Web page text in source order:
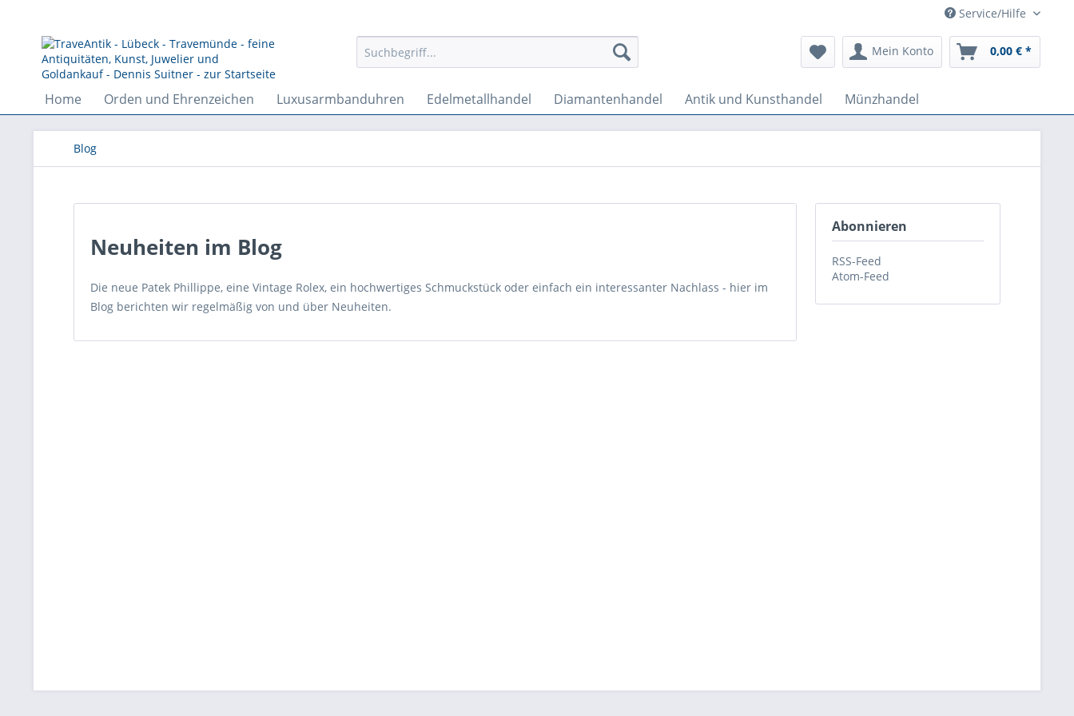
Service/Hilfe
Mein Konto 0,00 € *
Home Orden und Ehrenzeichen Luxusarmbanduhren Edelmetallhandel Diamantenhandel Antik und Kunsthandel Münzhandel
Blog
Abonnieren
RSS-Feed
Atom-Feed
Neuheiten im Blog
Die neue Patek Phillippe, eine Vintage Rolex, ein hochwertiges Schmuckstück oder einfach ein interessanter Nachlass - hier im
Blog berichten wir regelmäßig von und über Neuheiten.